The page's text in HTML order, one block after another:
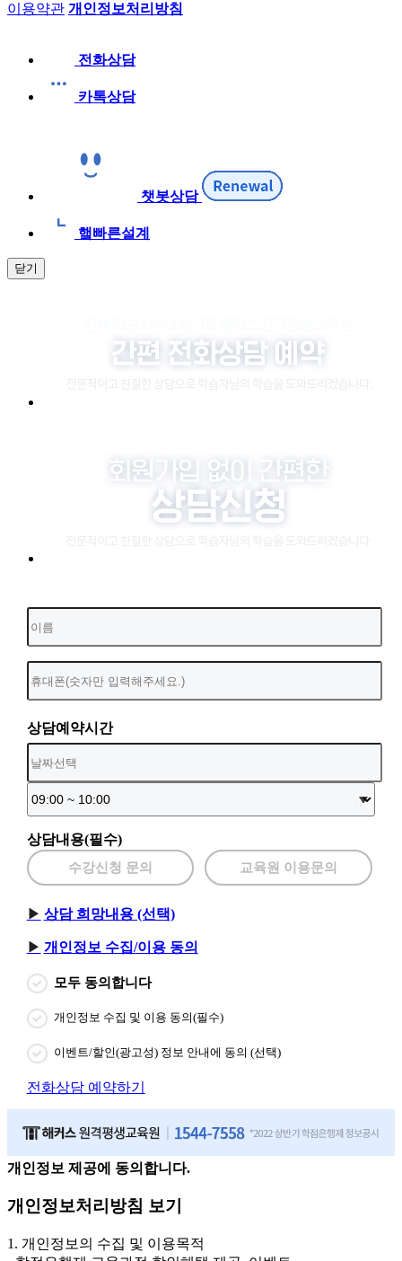
이용약관 개인정보처리방침
전화상담
카톡상담
챗봇상담
햌빠른설계
닫기
상담예약시간
상담내용(필수)
수강신청 문의 교육원 이용문의
상담 희망내용 (선택)
개인정보 수집/이용 동의
모두 동의합니다
개인정보 수집 및 이용 동의(필수)
이벤트/할인(광고성) 정보 안내에 동의 (선택)
전화상담 예약하기
개인정보 제공에 동의합니다.
개인정보처리방침 보기
1. 개인정보의 수집 및 이용목적